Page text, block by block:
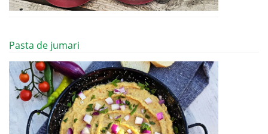
Pasta de jumari